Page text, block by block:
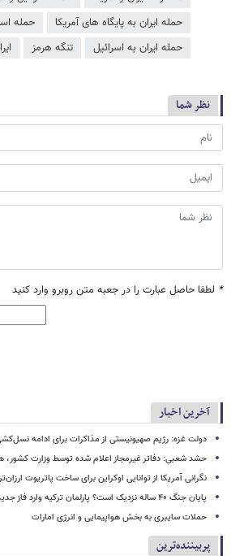
حمله ایران به پایگاه های آمریکا
حمله
حمله ایران به اسرائیل
تنگه هرمز
نظر شما
* لطفا حاصل عبارت را در جعبه متن روبرو وارد کنید
آخرین اخبار
دولت غزه: رژیم صهیونیستی از مذاکرات برای ادامه
حشد شعبی: دفاتر غیرمجاز اعلام شده توسط وزارت کشور،
نگرانی آمریکا از توانایی اوکراین برای ساخت پاتریوت
پایان جنگ ۴۰ ساله نزدیک است؟ پارلمان ترکیه وارد فاز جدید صلح با پ.ک.ک شد
حملات سایبری به بخش هواپیمایی و انرژی امارات
پربیننده‌ترین